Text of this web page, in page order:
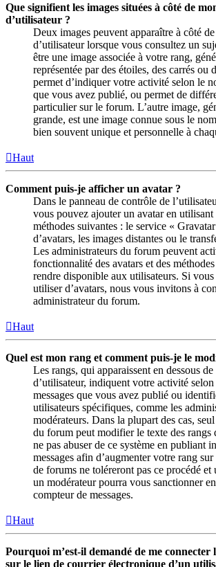
Que signifient les images situées à côté de
d’utilisateur ?
Deux images peuvent apparaître à côté
d’utilisateur lorsque vous consultez un
être une image associée à votre rang,
représentée par des étoiles, des carrés ou
permet d’indiquer votre activité selon le
que vous avez publié, ou permet de
particulier sur le forum. L’autre image,
grande, est une image connue sous le
bien souvent unique et personnelle à
Haut
Comment puis-je afficher un avatar ?
Dans le panneau de contrôle de
vous pouvez ajouter un avatar en utilisant
méthodes suivantes : le service «
d’avatars, les images distantes ou le
Les administrateurs du forum peuvent
fonctionnalité des avatars et des
rendre disponible aux utilisateurs. Si
utiliser d’avatars, nous vous invitons à
administrateur du forum.
Haut
Quel est mon rang et comment puis-je le
Les rangs, qui apparaissent en dessous
d’utilisateur, indiquent votre activité
messages que vous avez publié ou
utilisateurs spécifiques, comme les
modérateurs. Dans la plupart des cas,
du forum peut modifier le texte des
ne pas abuser de ce système en publiant
messages afin d’augmenter votre rang
de forums ne toléreront pas ce procédé et
un modérateur pourra vous sanctionner
compteur de messages.
Haut
Pourquoi m’est-il demandé de me connecter
sur le lien de courrier électronique d’un